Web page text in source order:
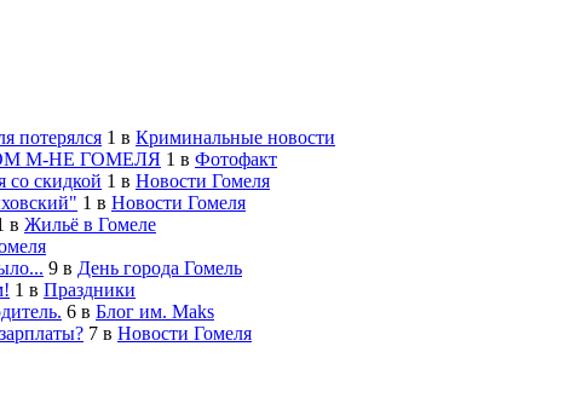
потерялся 1 в Криминальные новости
М-НЕ ГОМЕЛЯ 1 в Фотофакт
со скидкой 1 в Новости Гомеля
1 в Новости Гомеля
в Жильё в Гомеле
9 в День города Гомель
1 в Праздники
6 в Блог им. Maks
7 в Новости Гомеля